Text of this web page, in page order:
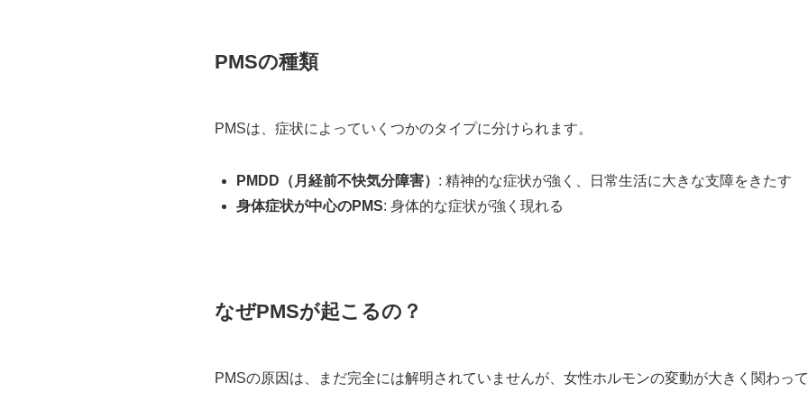
PMSの種類
PMSは、症状によっていくつかのタイプに分けられます。
PMDD（月経前不快気分障害） : 精神的な症状が強く、日常生活に大きな支障をきたす
身体症状が中心のPMS: 身体的な症状が強く現れる
なぜPMSが起こるの？
PMSの原因は、まだ完全には解明されていませんが、女性ホルモンの変動が大きく関わっ